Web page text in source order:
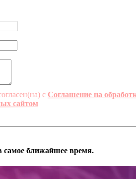
с Соглашение на
сайтом
ближайшее время.